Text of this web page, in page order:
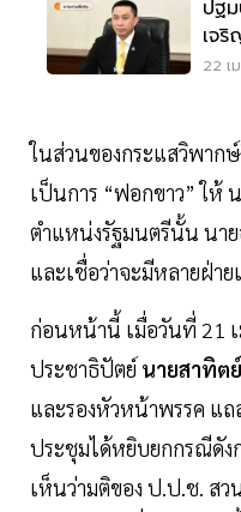
ปฐ
เจ
EP1
22 เ
ในส่วนของกระแสวิพาก
เป็นการ “ฟอกขาว” ให้
ตำแหน่งรัฐมนตรีนั้น นาย
และเชื่อว่าจะมีหลายฝ่า
ก่อนหน้านี้ เมื่อวันที่ 21
ประชาธิปัตย์ นายสาทิต
และรองหัวหน้าพรรค แถ
ประชุมได้หยิบยกกรณีดังก
เห็นว่ามติของ ป.ป.ช. สว